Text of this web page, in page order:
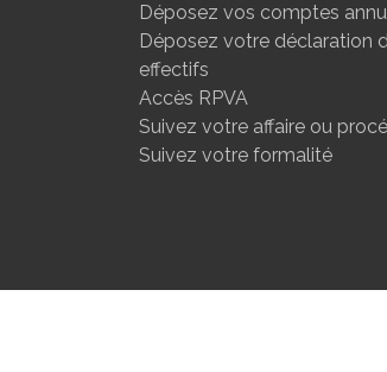
Déposez vos comptes
Déposez votre déclaration
effectifs
Accès RPVA
Suivez votre affaire ou
Suivez votre formalité